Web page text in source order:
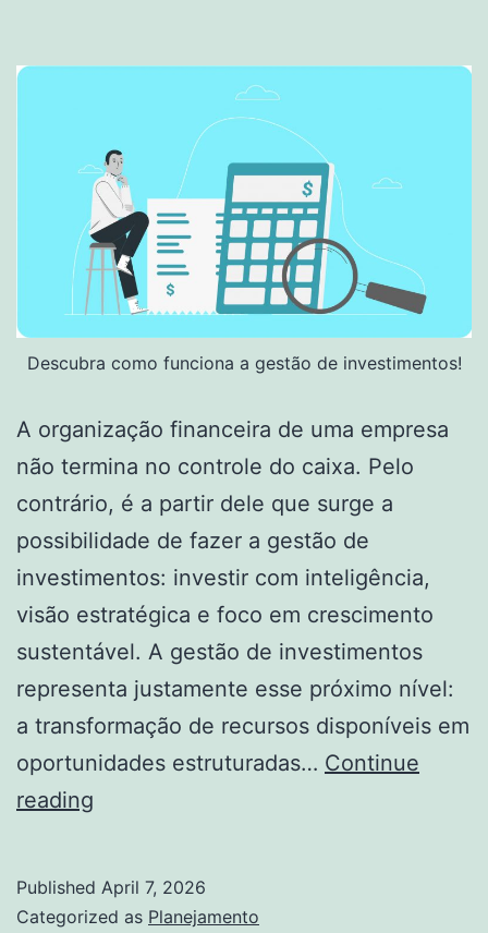
Descubra como funciona a gestão de investimentos!
A organização financeira de uma empresa
não termina no controle do caixa. Pelo
contrário, é a partir dele que surge a
possibilidade de fazer a gestão de
investimentos: investir com inteligência,
visão estratégica e foco em crescimento
sustentável. A gestão de investimentos
representa justamente esse próximo nível:
a transformação de recursos disponíveis em
oportunidades estruturadas… Continue
reading
gestão
Published April 7, 2026
Categorized as Planejamento